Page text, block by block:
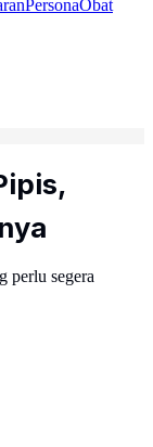
PersonaObat
perlu segera